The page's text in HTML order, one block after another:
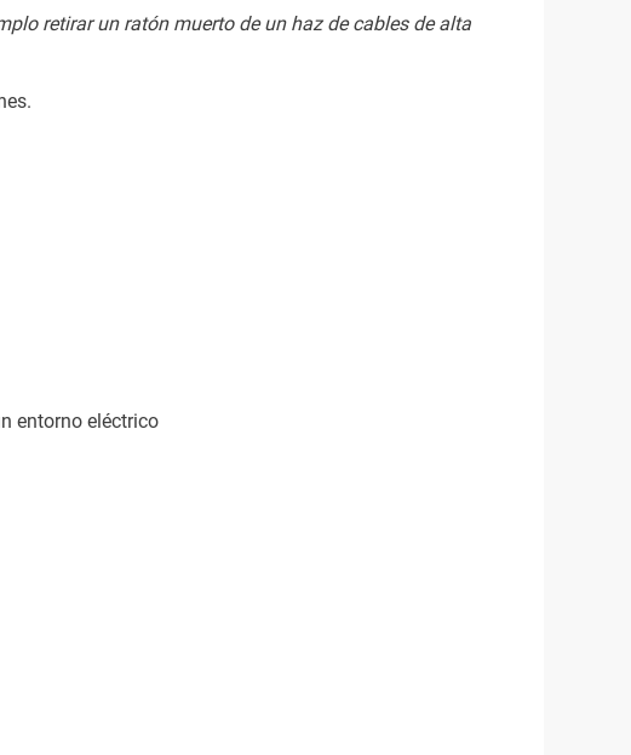
retirar un ratón muerto de un haz de cables de alta
entorno eléctrico